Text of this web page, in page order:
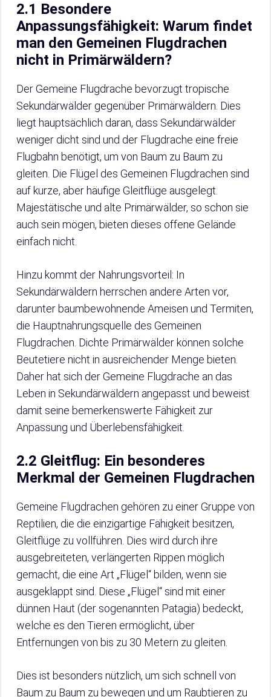
2.1 Besondere
Anpassungsfähigkeit: Warum findet
man den Gemeinen Flugdrachen
nicht in Primärwäldern?
Der Gemeine Flugdrache bevorzugt tropische
Sekundärwälder gegenüber Primärwäldern. Dies
liegt hauptsächlich daran, dass Sekundärwälder
weniger dicht sind und der Flugdrache eine freie
Flugbahn benötigt, um von Baum zu Baum zu
gleiten. Die Flügel des Gemeinen Flugdrachen sind
auf kurze, aber häufige Gleitflüge ausgelegt.
Majestätische und alte Primärwälder, so schon sie
auch sein mögen, bieten dieses offene Gelände
einfach nicht.
Hinzu kommt der Nahrungsvorteil: In
Sekundärwäldern herrschen andere Arten vor,
darunter baumbewohnende Ameisen und Termiten,
die Hauptnahrungsquelle des Gemeinen
Flugdrachen. Dichte Primärwälder können solche
Beutetiere nicht in ausreichender Menge bieten.
Daher hat sich der Gemeine Flugdrache an das
Leben in Sekundärwäldern angepasst und beweist
damit seine bemerkenswerte Fähigkeit zur
Anpassung und Überlebensfähigkeit.
2.2 Gleitflug: Ein besonderes
Merkmal der Gemeinen Flugdrachen
Gemeine Flugdrachen gehören zu einer Gruppe von
Reptilien, die die einzigartige Fähigkeit besitzen,
Gleitflüge zu vollführen. Dies wird durch ihre
ausgebreiteten, verlängerten Rippen möglich
gemacht, die eine Art „Flügel“ bilden, wenn sie
ausgeklappt sind. Diese „Flügel“ sind mit einer
dünnen Haut (der sogenannten Patagia) bedeckt,
welche es den Tieren ermöglicht, über
Entfernungen von bis zu 30 Metern zu gleiten.
Dies ist besonders nützlich, um sich schnell von
Baum zu Baum zu bewegen und um Raubtieren zu